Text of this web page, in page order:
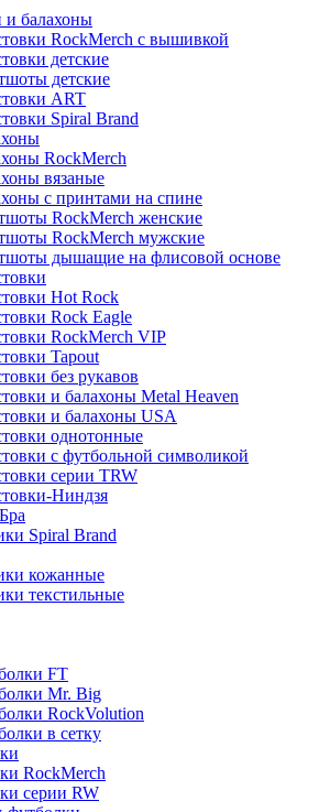
и балахоны
RockMerch с вышивкой
детские
детские
ART
Spiral Brand
RockMerch
вязаные
с принтами на спине
RockMerch женские
RockMerch мужские
дышащие на флисовой основе
Hot Rock
Rock Eagle
RockMerch VIP
Tapout
без рукавов
и балахоны Metal Heaven
и балахоны USA
однотонные
с футбольной символикой
серии TRW
Ниндзя
Spiral Brand
кожанные
текстильные
FT
Mr. Big
RockVolution
в сетку
RockMerch
серии RW